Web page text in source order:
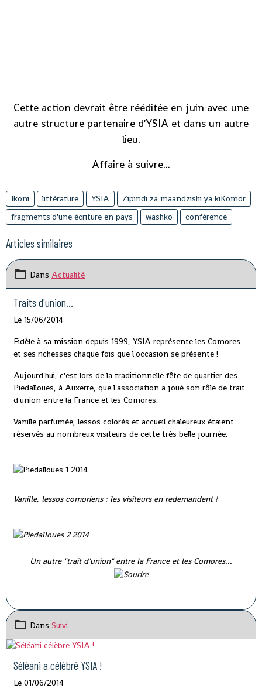
Cette action devrait être rééditée en juin avec une
autre structure partenaire d'YSIA et dans un autre
lieu .
Affaire à suivre...
Ikoni littérature YSIA
Zipindi za maandzishi ya kiKomor
fragments'd'une écriture en pays
washko conférence
Articles similaires
Dans Actualité
Traits d'union...
Le 15/06/2014
Fidèle à sa mission depuis 1999, YSIA représente les Comores
et ses richesses chaque fois que l'occasion se présente !
Aujourd'hui, c'est lors de la traditionnelle fête de quartier des
Piedalloues, à Auxerre, que l'association a joué son rôle de trait
d'union entre la France et les Comores.
Vanille parfumée, lessos colorés et accueil chaleureux étaient
réservés au nombreux visiteurs de cette très belle journée.
Vanille, lessos comoriens : les visiteurs en redemandent !
Un autre "trait d'union" entre la France et les Comores...
Dans Suivi
Séléani a célébré YSIA !
Le 01/06/2014